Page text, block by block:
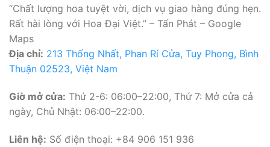
“Chất lượng hoa tuyệt vời, dịch vụ giao hàng đúng hẹn.
Rất hài lòng với Hoa Đại Việt.” – Tấn Phát – Google
Maps
Địa chỉ: 213 Thống Nhất, Phan Rí Cửa, Tuy Phong, Bình
Thuận 02523, Việt Nam
Giờ mở cửa: Thứ 2-6: 06:00–22:00, Thứ 7: Mở cửa cả
ngày, Chủ Nhật: 06:00–22:00.
Liên hệ: Số điện thoại: +84 906 151 936